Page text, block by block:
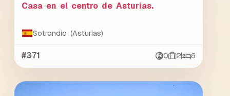
Casa en el centro de Asturias.
Sotrondio (Asturias)
#371 0 2 6